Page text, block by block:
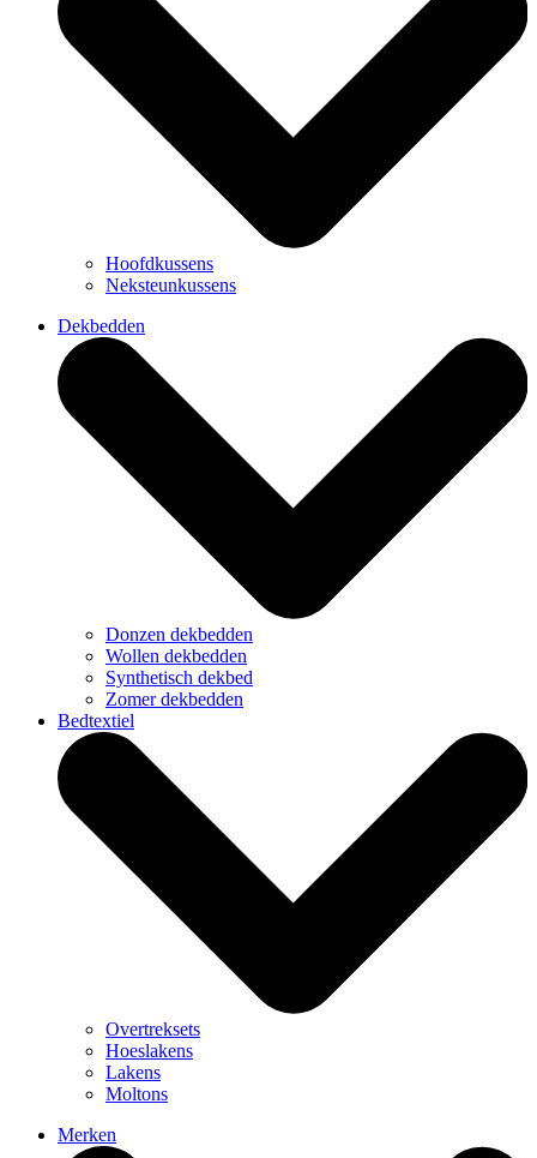
Hoofdkussens
Neksteunkussens
Dekbedden
Donzen dekbedden
Wollen dekbedden
Synthetisch dekbed
Zomer dekbedden
Bedtextiel
Overtreksets
Hoeslakens
Lakens
Moltons
Merken